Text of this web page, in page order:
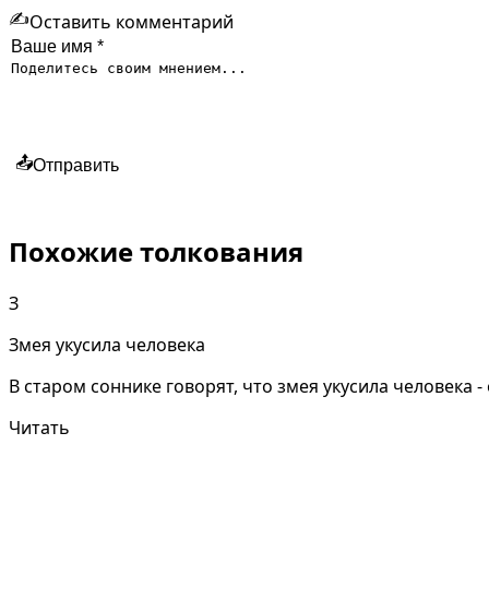
✍️Оставить комментарий
📤Отправить
Похожие толкования
З
Змея укусила человека
В старом соннике говорят, что змея укусила
Читать